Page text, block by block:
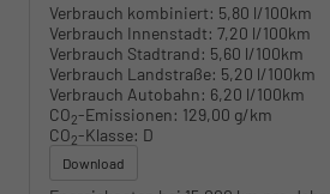
Verbrauch kombiniert: 5,80 l/100km
Verbrauch Innenstadt: 7,20 l/100km
Verbrauch Stadtrand: 5,60 l/100km
Verbrauch Landstraße: 5,20 l/100km
Verbrauch Autobahn: 6,20 l/100km
CO2-Emissionen: 129,00 g/km
CO2-Klasse: D
Download